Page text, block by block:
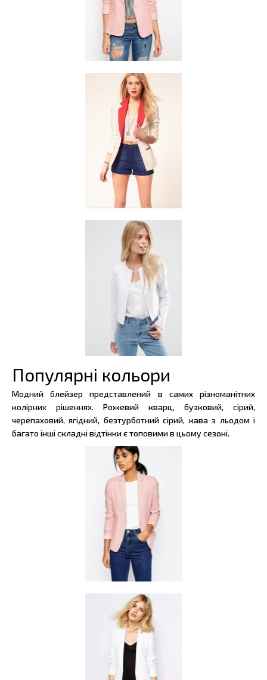
Популярні кольори
Модний блейзер представлений в самих різноманітних
колірних рішеннях. Рожевий кварц, бузковий, сірий,
черепаховий, ягідний, безтурботний сірий, кава з льодом і
багато інші складні відтінки є топовими в цьому сезоні.